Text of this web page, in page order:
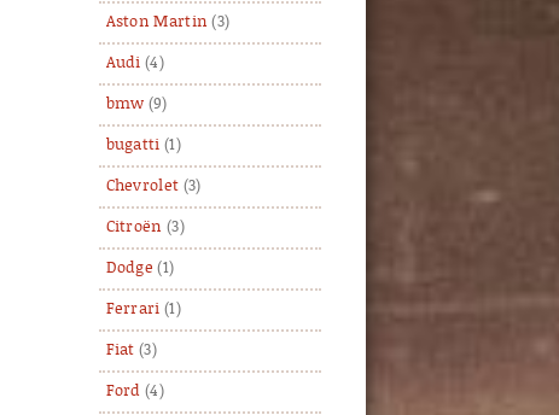
Aston Martin (3)
Audi (4)
bmw (9)
bugatti (1)
Chevrolet (3)
Citroën (3)
Dodge (1)
Ferrari (1)
Fiat (3)
Ford (4)